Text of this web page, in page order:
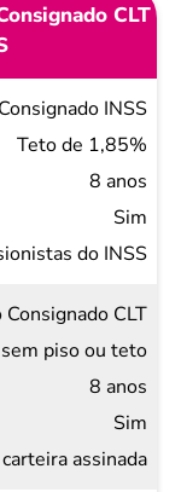
CLT
INSS
Teto de 1,85%
8 anos
Sim
do INSS
CLT
piso ou teto
8 anos
Sim
assinada